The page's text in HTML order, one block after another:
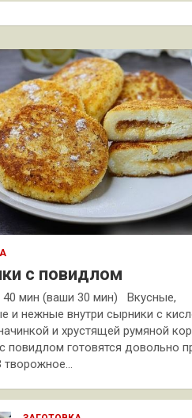
с повидлом
40 мин (ваши 30 мин) Вкусные,
и нежные внутри сырники с
и хрустящей румяной
повидлом готовятся довольно
творожное…